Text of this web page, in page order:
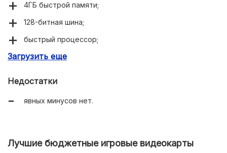
4ГБ быстрой памяти;
128-битная шина;
быстрый процессор;
HDMI второго поколения 2.0b.
Загрузить еще
Недостатки
явных минусов нет.
Лучшие бюджетные игровые видеокарты